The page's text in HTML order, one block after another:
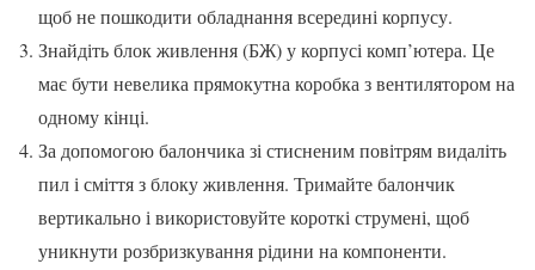
щоб не пошкодити обладнання всередині корпусу.
Знайдіть блок живлення (БЖ) у корпусі комп’ютера. Це
має бути невелика прямокутна коробка з вентилятором на
одному кінці.
За допомогою балончика зі стисненим повітрям видаліть
пил і сміття з блоку живлення. Тримайте балончик
вертикально і використовуйте короткі струмені, щоб
уникнути розбризкування рідини на компоненти.